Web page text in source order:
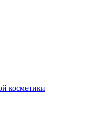
косметики